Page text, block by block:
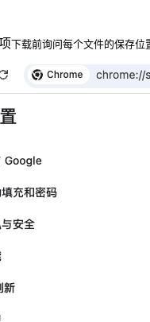
下载前询问每个文件的保存位